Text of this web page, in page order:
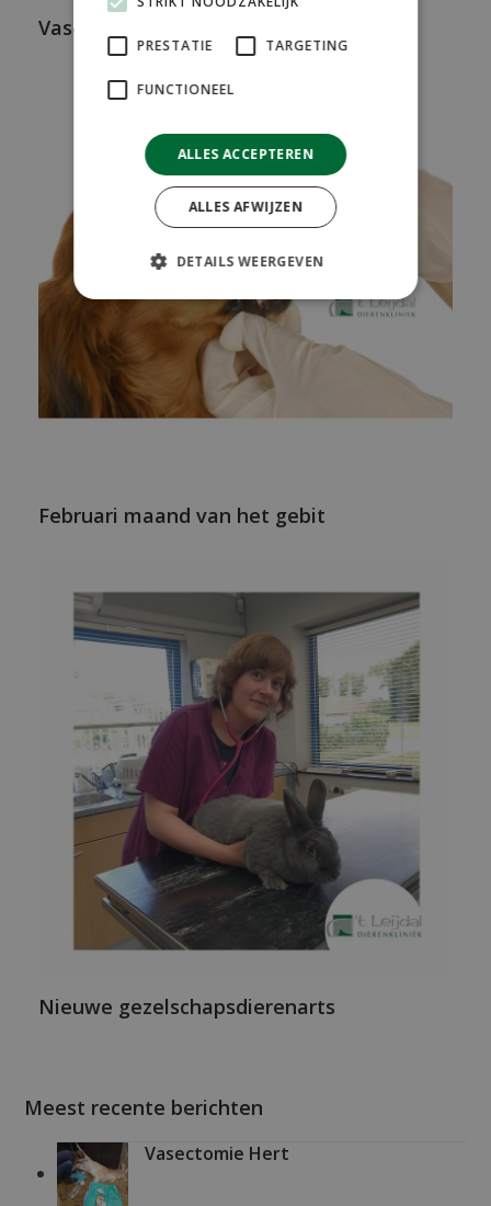
Vasectomie Hert
Februari maand van het gebit
Nieuwe gezelschapsdierenarts
Meest recente berichten
Vasectomie Hert
PRESTATIE TARGETING
FUNCTIONEEL
ALLES ACCEPTEREN
ALLES AFWIJZEN
DETAILS WEERGEVEN